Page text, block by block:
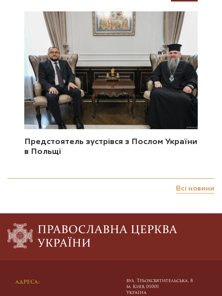
Предстоятель зустрівся з Послом України
в Польщі
Всі новини
АДРЕСА:
вул. Трьохсвятительська, 8
м. Київ, 01001
Україна